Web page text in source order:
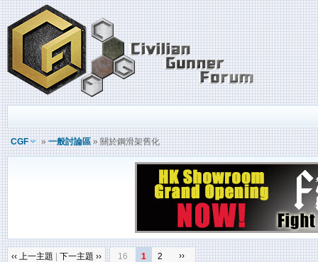
CGF »一般討論區» 關於鋼滑架舊化
‹‹ 上一主題 下一主題 ›› 16 1 2 ››